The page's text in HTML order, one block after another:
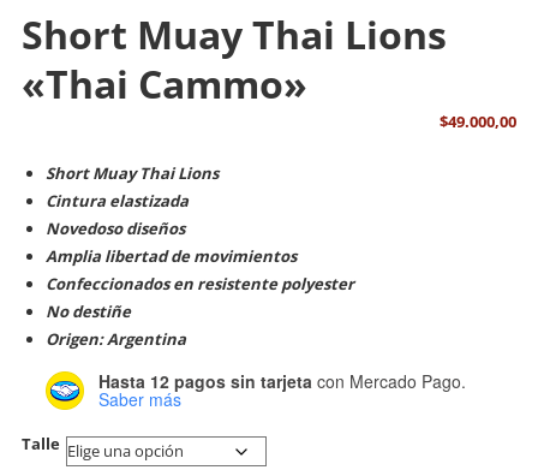
Short Muay Thai Lions
«Thai Cammo»
$49.000,00
Short Muay Thai Lions
Cintura elastizada
Novedoso diseños
Amplia libertad de movimientos
Confeccionados en resistente polyester
No destiñe
Origen: Argentina
Hasta 12 pagos sin tarjetacon Mercado Pago.
Saber más
Talle